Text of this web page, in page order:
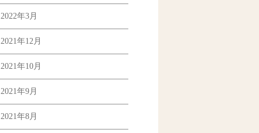
2022年3月
2021年12月
2021年10月
2021年9月
2021年8月